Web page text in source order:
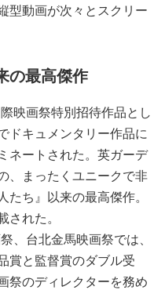
型動画が次々とスクリー
の最高傑作
映画祭特別招待作品とし
ドキュメンタリー作品に
ネートされた。英ガーデ
、まったくユニークで非
ち』以来の最高傑作。
れた。
、台北金馬映画祭では、
賞と監督賞のダブル受
祭のディレクターを務め